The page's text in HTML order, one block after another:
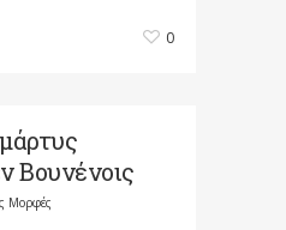
0
Βουνένοις
Μορφές